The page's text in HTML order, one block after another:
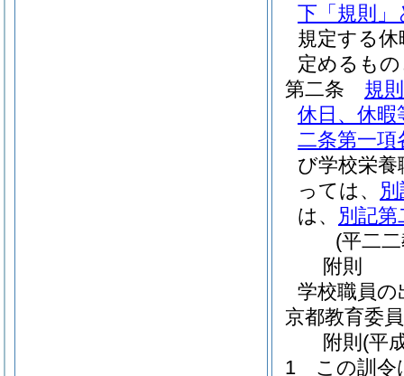
下「規則」
規定する
定めるも
第二条
規
休日、休
二条第一項
び学校栄
っては、
は、 別記第
(平二
附則
学校職員の
京都教育委
附則 (平
1
この訓令